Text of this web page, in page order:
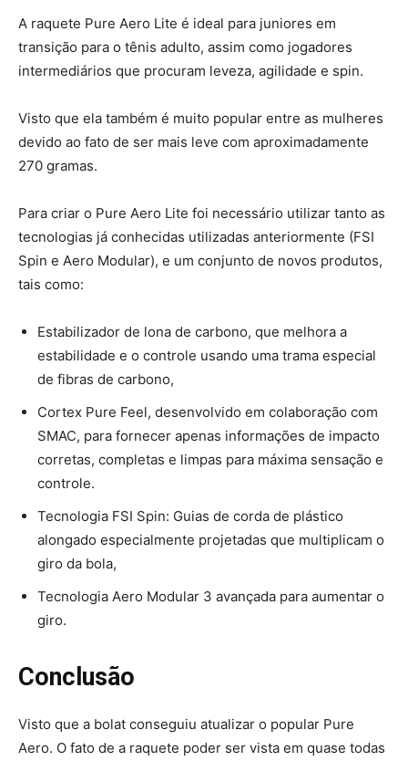
A raquete Pure Aero Lite é ideal para juniores em
transição para o tênis adulto, assim como jogadores
intermediários que procuram leveza, agilidade e spin.
Visto que ela também é muito popular entre as mulheres
devido ao fato de ser mais leve com aproximadamente
270 gramas.
Para criar o Pure Aero Lite foi necessário utilizar tanto as
tecnologias já conhecidas utilizadas anteriormente (FSI
Spin e Aero Modular), e um conjunto de novos produtos,
tais como:
Estabilizador de lona de carbono, que melhora a
estabilidade e o controle usando uma trama especial
de fibras de carbono,
Cortex Pure Feel, desenvolvido em colaboração com
SMAC, para fornecer apenas informações de impacto
corretas, completas e limpas para máxima sensação e
controle.
Tecnologia FSI Spin: Guias de corda de plástico
alongado especialmente projetadas que multiplicam o
giro da bola,
Tecnologia Aero Modular 3 avançada para aumentar o
giro.
Conclusão
Visto que a bolat conseguiu atualizar o popular Pure
Aero. O fato de a raquete poder ser vista em quase todas